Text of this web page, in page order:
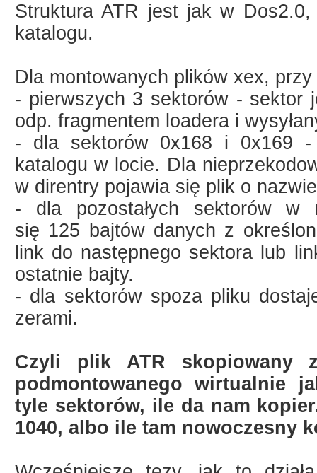
Struktura ATR jest jak w
katalogu.
Dla montowanych plików xex,
- pierwszych 3 sektorów - sektor
odp. fragmentem loadera i
- dla sektorów 0x168 i 0x169 -
katalogu w locie. Dla
w direntry pojawia się plik o
- dla pozostałych sektorów w
się 125 bajtów danych z
link do następnego sektora lub
ostatnie bajty.
- dla sektorów spoza pliku
zerami.
Czyli plik ATR skopiowany
podmontowanego wirtualnie
tyle sektorów, ile da nam
1040, albo ile tam nowoczesny